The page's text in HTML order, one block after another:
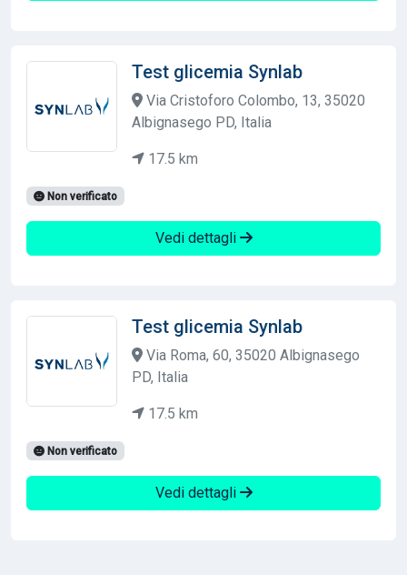
Test glicemia Synlab
Via Cristoforo Colombo, 13, 35020
Albignasego PD, Italia
17.5 km
Non verificato
Vedi dettagli
Test glicemia Synlab
Via Roma, 60, 35020 Albignasego
PD, Italia
17.5 km
Non verificato
Vedi dettagli